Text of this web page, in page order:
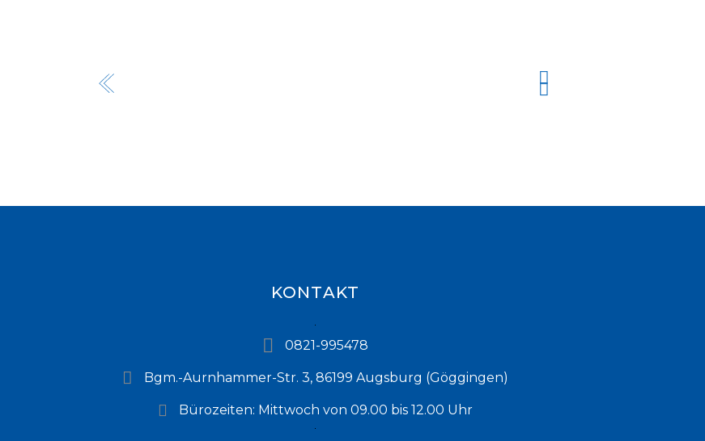
KONTAKT
0821-995478
Bgm.-Aurnhammer-Str. 3, 86199 Augsburg (Göggingen)
Bürozeiten: Mittwoch von 09.00 bis 12.00 Uhr